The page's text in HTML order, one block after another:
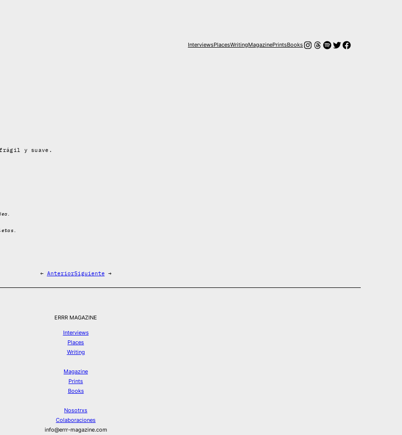
InterviewsPlacesWritingMagazinePrintsBooksInstagram
Hilos
Spotify
Twitter
Facebook
y suave.
← AnteriorSiguiente →
ERRR MAGAZINE
Interviews
Places
Writing
Magazine
Prints
Books
Nosotrxs
Colaboraciones
info@errr-magazine.com